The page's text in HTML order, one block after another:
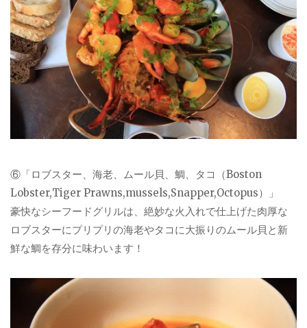
⑥「ロブスター、海老、ムール貝、鯛、タコ（Boston
Lobster,Tiger Prawns,mussels,Snapper,Octopus）」
豪快なシーフードグリルは、絶妙な火入れで仕上げた肉厚な
ロブスターにプリプリの海老やタコに大振りのムール貝と新
鮮な鯛を存分に味わいます！